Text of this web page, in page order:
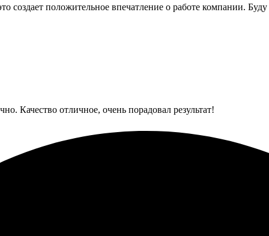
создает положительное впечатление о работе компании.
Качество отличное, очень порадовал результат!
заказа. Пазлы получились яркими и четкими, точно